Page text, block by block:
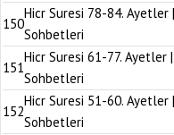
150
Hicr Suresi 78-84. Ayetler |
Sohbetleri
151
Hicr Suresi 61-77. Ayetler |
Sohbetleri
152
Hicr Suresi 51-60. Ayetler |
Sohbetleri